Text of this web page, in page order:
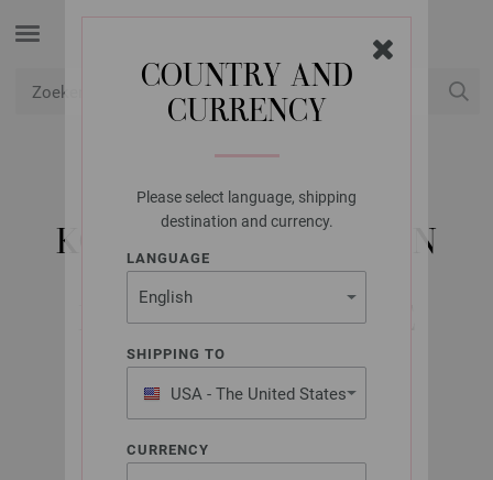
COUNTRY AND
CURRENCY
Please select language, shipping
destination and currency.
LANGUAGE
SHIPPING TO
USA - The United States
of America
CURRENCY
LANA GROSSA
KOUSENBREINAALDEN
DESIGNER HOUT
MULTICOLOR DIKTE
5,0/20CM